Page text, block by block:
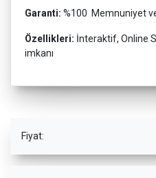
Garanti: %100 Memnuniyet
Özellikleri: İnteraktif, Online
imkanı
Fiyat: